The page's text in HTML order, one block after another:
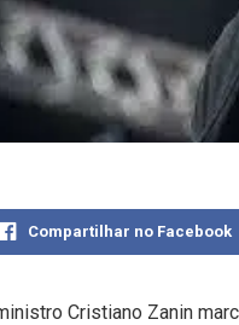
Compartilhar no Facebook
Cristiano Zanin